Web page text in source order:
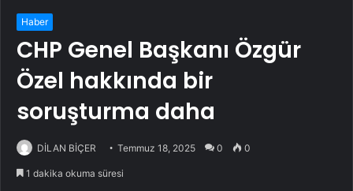
Haber
CHP Genel Başkanı Özgür
Özel hakkında bir
soruşturma daha
DİLAN BİÇER Temmuz 18, 2025 0 0
1 dakika okuma süresi